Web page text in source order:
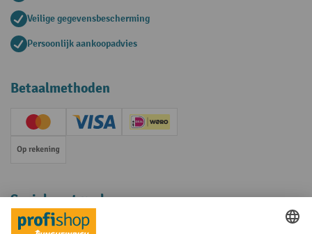
Veilige gegevensbescherming
Persoonlijk aankoopadvies
Betaalmethoden
Creditcard (Master)Creditcard (Visa)iDEAL | Wero
Op rekening
Sociale netwerken
Facebook
YouTube
LinkedInInstagram